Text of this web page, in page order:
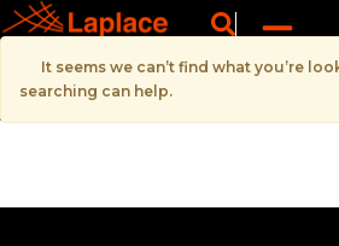
It seems we can’t find what you’re
searching can help.